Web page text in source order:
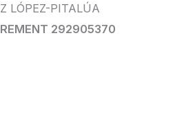
LÓPEZ-PITALÚA
292905370